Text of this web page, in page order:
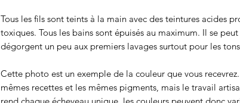
Tous les fils sont teints à la main avec des teintures acides
toxiques. Tous les bains sont épuisés au maximum. Il se
dégorgent un peu aux premiers lavages surtout pour les
Cette photo est un exemple de la couleur que vous
mêmes recettes et les mêmes pigments, mais le travail